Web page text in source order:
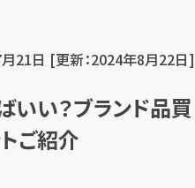
21日 [更新：2024年8月22日]
いい？ブランド品買
ご紹介